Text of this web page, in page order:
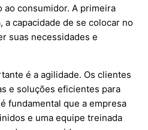
ao consumidor. A primeira
a capacidade de se colocar no
suas necessidades e
é a agilidade. Os clientes
e soluções eficientes para
fundamental que a empresa
e uma equipe treinada